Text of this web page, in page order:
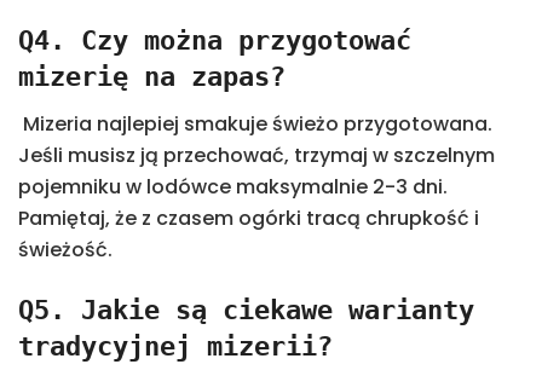
Q4. Czy można przygotować
mizerię na zapas?
Mizeria najlepiej smakuje świeżo przygotowana.
Jeśli musisz ją przechować, trzymaj w szczelnym
pojemniku w lodówce maksymalnie 2-3 dni.
Pamiętaj, że z czasem ogórki tracą chrupkość i
świeżość.
Q5. Jakie są ciekawe warianty
tradycyjnej mizerii?